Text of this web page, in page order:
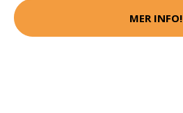
MER INFO!